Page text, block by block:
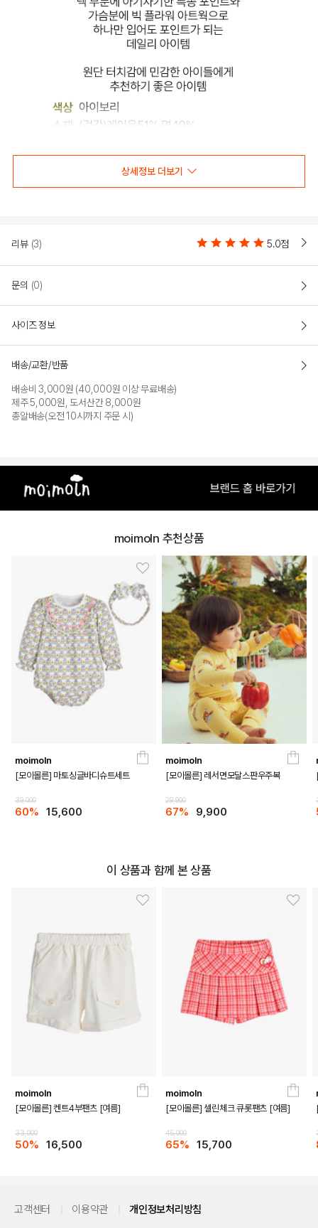
IVORY
PRODUCT VIEW
상세정보 더보기
리뷰 (3) 5.0점
문의 (0)
사이즈 정보
배송/교환/반품
배송비 3,000원 (40,000원 이상 무료배송)
제주 5,000원, 도서산간 8,000원
총알배송(오전 10시까지 주문 시)
moimoln 추천상품
moimoln
[모이몰른] 마토싱글바디슈트세트
39,000
60% 15,600
moimoln
[모이몰른] 레서면모달스판우주복
29,900
67% 9,900
이 상품과 함께 본 상품
moimoln
[모이몰른] 켄트4부팬츠 [여름]
33,000
50% 16,500
moimoln
[모이몰른] 셀린체크 큐롯팬츠 [여름]
45,000
65% 15,700
고객센터 이용약관 개인정보처리방침